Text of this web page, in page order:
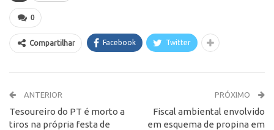
0
Compartilhar Facebook Twitter
ANTERIOR
Tesoureiro do PT é morto a
tiros na própria festa de
PRÓXIMO
Fiscal ambiental envolvido
em esquema de propina em